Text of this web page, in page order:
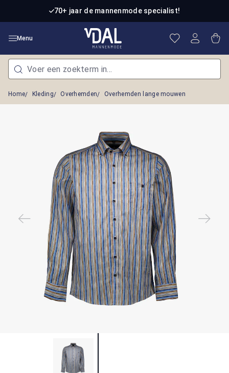
Ga naar de hoofdinhoud70+ jaar de mannenmode specialist!
Menu Je hebt 0
Home Kleding Overhemden Overhemden lange mouwen